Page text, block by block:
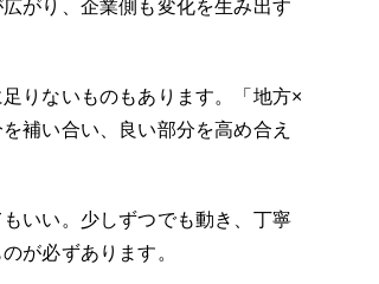
がり、企業側も変化を生み出す
りないものもあります。「地方×
補い合い、良い部分を高め合え
いい。少しずつでも動き、丁寧
が必ずあります。